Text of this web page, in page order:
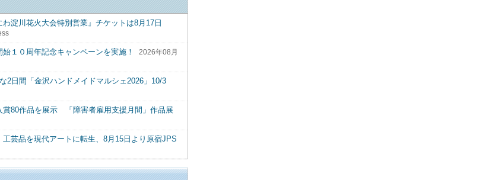
淀川花火大会特別営業』チケットは8月17日
１０周年記念キャンペーンを実施！
2026年08月
2日間「金沢ハンドメイドマルシェ2026」10/3
賞80作品を展示 「障害者雇用支援月間」作品展
芸品を現代アートに転生、8月15日より原宿JPS